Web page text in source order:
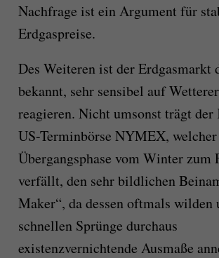
Nachfrage ist ein Argument für
Erdgaspreise.
Des Weiteren ist der Erdgasmarkt
bekannt, sehr sensibel auf
reagieren. Nicht umsonst trägt
US-Terminbörse NYMEX,
Übergangsphase vom Winter zum
verfällt, den sehr bildlichen
Maker“, da dessen oftmals wilden
schnellen Sprünge durchaus
existenzvernichtende Ausmaße